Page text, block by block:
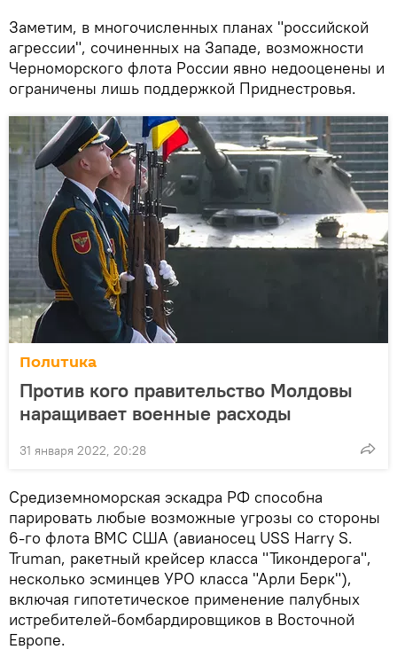
Заметим, в многочисленных планах "российской
агрессии", сочиненных на Западе, возможности
Черноморского флота России явно недооценены и
ограничены лишь поддержкой Приднестровья.
Политика
Против кого правительство Молдовы
наращивает военные расходы
31 января 2022, 20:28
Средиземноморская эскадра РФ способна
парировать любые возможные угрозы со стороны
6-го флота ВМС США (авианосец USS Harry S.
Truman, ракетный крейсер класса "Тикондерога",
несколько эсминцев УРО класса "Арли Берк"),
включая гипотетическое применение палубных
истребителей-бомбардировщиков в Восточной
Европе.